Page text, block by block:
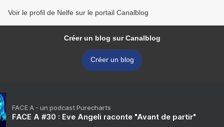
Voir le profil de Nelfe sur le portail Canalblog
Créer un blog sur Canalblog
Créer un blog
FACE A - un podcast Purecharts
FACE A #30 : Eve Angeli raconte "Avant de partir"